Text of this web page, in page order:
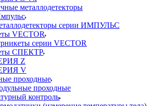
металлодетекторы
серии ИМПУЛЬС
VECTOR
серии VECTOR
СПЕКТР
Z
V
проходные
проходные
контроль